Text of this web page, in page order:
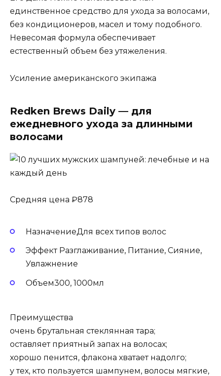
единственное средство для ухода за волосами,
без кондиционеров, масел и тому подобного.
Невесомая формула обеспечивает
естественный объем без утяжеления.
Усиление американского экипажа
Redken Brews Daily — для
ежедневного ухода за длинными
волосами
Средняя цена ₽878
НазначениеДля всех типов волос
Эффект Разглаживание, Питание, Сияние,
Увлажнение
Объем300, 1000мл
Преимущества
очень брутальная стеклянная тара;
оставляет приятный запах на волосах;
хорошо пенится, флакона хватает надолго;
у тех, кто пользуется шампунем, волосы мягкие,